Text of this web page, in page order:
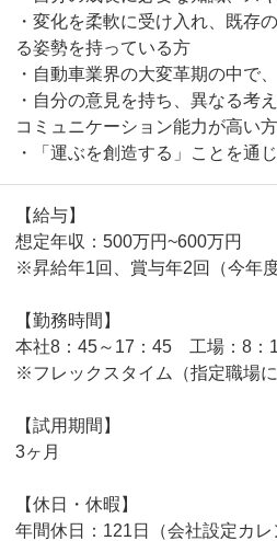
・変化を柔軟に受け入れ、既存
る姿勢を持っている方
・自動車業界の大変革期の中で
・自分の意見を持ち、異なる考
コミュニケーション能力が高い方
・「運ぶを創造する」ことを通
【給与】
想定年収：500万円~600万円
※昇給年1回、賞与年2回（今年
【勤務時間】
本社8：45～17：45 工場：8：
※フレックスタイム（指定職場
【試用期間】
3ヶ月
【休日・休暇】
年間休日：121日（会社設定カレ